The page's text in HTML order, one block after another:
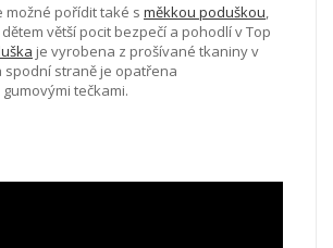
možné pořídit také s měkkou poduškou,
větší pocit bezpečí a pohodlí v Top
je vyrobena z prošívané tkaniny v
spodní straně je opatřena
tečkami.